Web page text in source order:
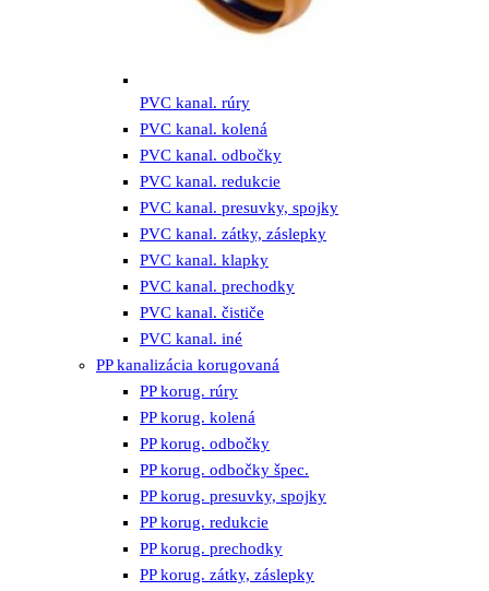
PVC kanal. rúry
PVC kanal. kolená
PVC kanal. odbočky
PVC kanal. redukcie
PVC kanal. presuvky, spojky
PVC kanal. zátky, záslepky
PVC kanal. klapky
PVC kanal. prechodky
PVC kanal. čističe
PVC kanal. iné
PP kanalizácia korugovaná
PP korug. rúry
PP korug. kolená
PP korug. odbočky
PP korug. odbočky špec.
PP korug. presuvky, spojky
PP korug. redukcie
PP korug. prechodky
PP korug. zátky, záslepky